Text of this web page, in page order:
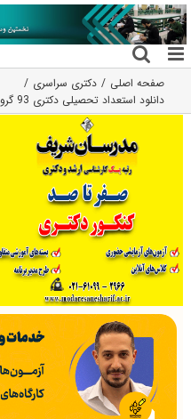
رفتن
به
محتوا
صفحه اصلی
دکتری سراسری
دانلود استعداد تحصیلی دکتری 93 گروه 3 علوم پایه